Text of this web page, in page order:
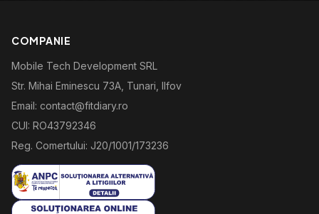
COMPANIE
Mobile Tech Development SRL
Str. Mihai Eminescu 73A, Tunari, Ilfov
Email: contact@fitdiary.ro
CUI: RO43792346
Reg. Comertului: J20/1001/173236